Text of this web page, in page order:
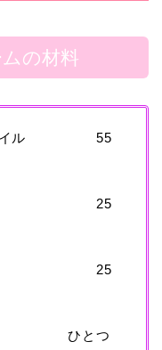
の材料
ツオイル 55
25
乳 25
とつ